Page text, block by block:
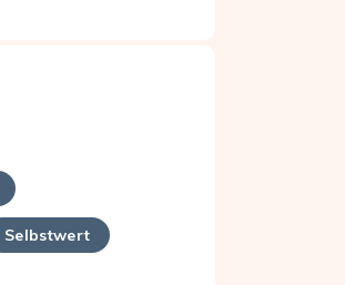
Selbstwert